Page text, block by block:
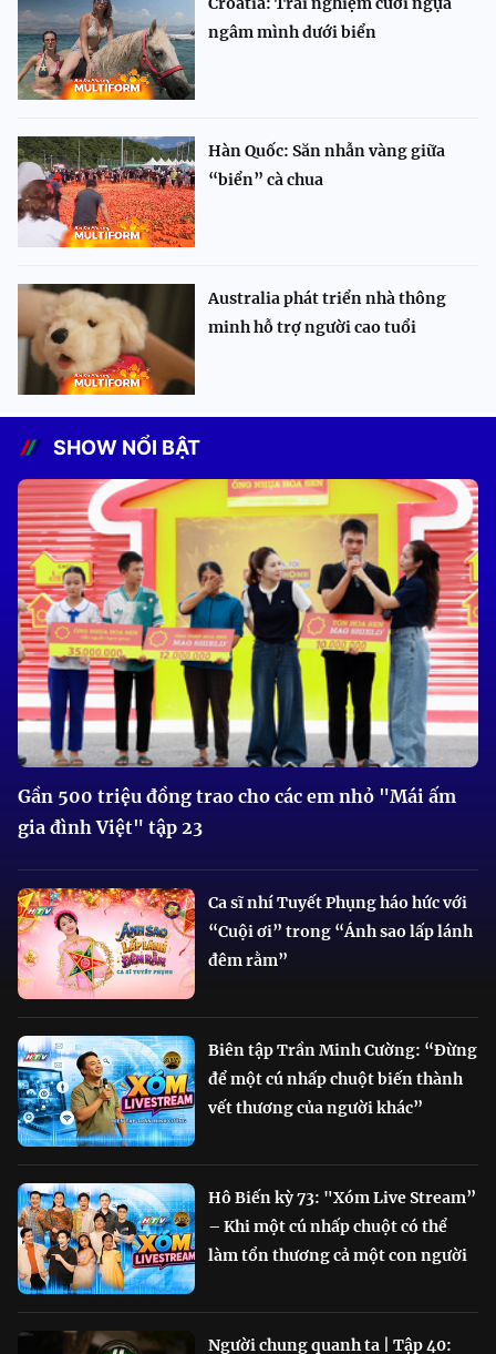
ngâm mình dưới biển
Hàn Quốc: Săn nhẫn vàng giữa
“biển” cà chua
Australia phát triển nhà thông
minh hỗ trợ người cao tuổi
SHOW NỔI BẬT
Gần 500 triệu đồng trao cho các em nhỏ "Mái ấm
gia đình Việt" tập 23
Ca sĩ nhí Tuyết Phụng háo hức với
“Cuội ơi” trong “Ánh sao lấp lánh
đêm rằm”
Biên tập Trần Minh Cường: “Đừng
để một cú nhấp chuột biến thành
vết thương của người khác”
Hô Biến kỳ 73: "Xóm Live Stream”
– Khi một cú nhấp chuột có thể
làm tổn thương cả một con người
Người chung quanh ta | Tập 40: